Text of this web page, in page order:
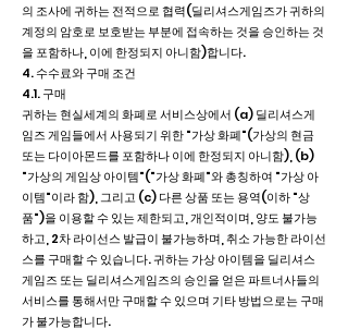
의 조사에 귀하는 전적으로 협력(딜리셔스게임즈가 귀하의
계정의 암호로 보호받는 부분에 접속하는 것을 승인하는 것
을 포함하나, 이에 한정되지 아니함)합니다.
4. 수수료와 구매 조건
4.1. 구매
귀하는 현실세계의 화폐로 서비스상에서 (a) 딜리셔스게
임즈 게임들에서 사용되기 위한 "가상 화폐"(가상의 현금
또는 다이아몬드를 포함하나 이에 한정되지 아니함), (b)
"가상의 게임상 아이템"("가상 화폐"와 총칭하여 "가상 아
이템"이라 함), 그리고 (c) 다른 상품 또는 용역(이하 "상
품")을 이용할 수 있는 제한되고, 개인적이며, 양도 불가능
하고, 2차 라이선스 발급이 불가능하며, 취소 가능한 라이선
스를 구매할 수 있습니다. 귀하는 가상 아이템을 딜리셔스
게임즈 또는 딜리셔스게임즈의 승인을 얻은 파트너사들의
서비스를 통해서만 구매할 수 있으며 기타 방법으로는 구매
가 불가능합니다.